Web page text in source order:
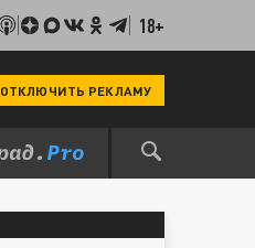
18+
ОТКЛЮЧИТЬ РЕКЛАМУ